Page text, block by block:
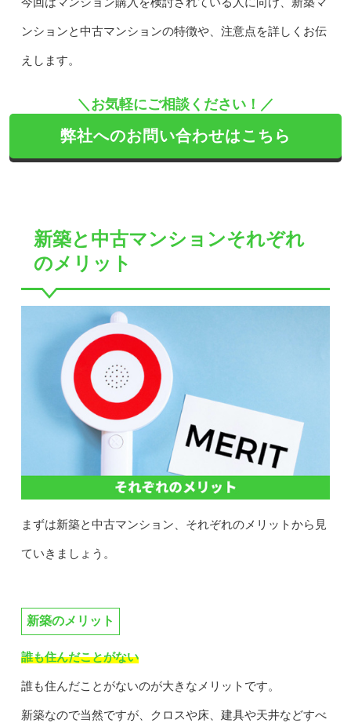
今回はマンション購入を検討されている人に向け、新築マ
ンションと中古マンションの特徴や、注意点を詳しくお伝
えします。
＼お気軽にご相談ください！／
弊社へのお問い合わせはこちら
新築と中古マンションそれぞれ
のメリット
まずは新築と中古マンション、それぞれのメリットから見
ていきましょう。
新築のメリット
誰も住んだことがない
誰も住んだことがないのが大きなメリットです。
新築なので当然ですが、クロスや床、建具や天井などすべ